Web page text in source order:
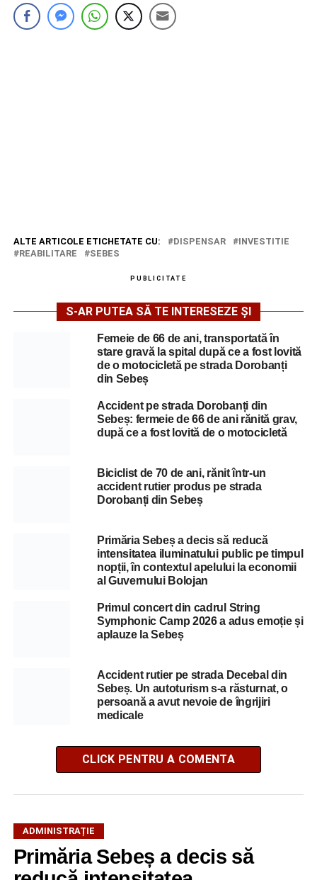
ALTE ARTICOLE ETICHETATE CU: DISPENSAR
INVESTITIE
REABILITARE
SEBES
PUBLICITATE
S-AR PUTEA SĂ TE INTERESEZE ȘI
Femeie de 66 de ani, transportată în
stare gravă la spital după ce a fost lovită
de o motocicletă pe strada Dorobanți
din Sebeș
Accident pe strada Dorobanți din
Sebeș: fermeie de 66 de ani rănită grav,
după ce a fost lovită de o motocicletă
Biciclist de 70 de ani, rănit într-un
accident rutier produs pe strada
Dorobanți din Sebeș
Primăria Sebeș a decis să reducă
intensitatea iluminatului public pe timpul
nopții, în contextul apelului la economii
al Guvernului Bolojan
Primul concert din cadrul String
Symphonic Camp 2026 a adus emoție și
aplauze la Sebeș
Accident rutier pe strada Decebal din
Sebeș. Un autoturism s-a răsturnat, o
persoană a avut nevoie de îngrijiri
medicale
CLICK PENTRU A COMENTA
ADMINISTRAȚIE
Primăria Sebeș a decis să